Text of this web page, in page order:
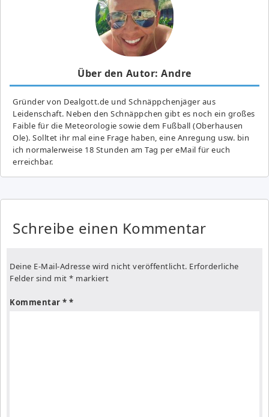
Über den Autor: Andre
Gründer von Dealgott.de und Schnäppchenjäger aus
Leidenschaft. Neben den Schnäppchen gibt es noch ein großes
Fai­ble für die Meteorologie sowie dem Fußball (Oberhausen
Ole). Solltet ihr mal eine Frage haben, eine Anregung usw. bin
ich normalerweise 18 Stunden am Tag per eMail für euch
erreichbar.
Schreibe einen Kommentar
Deine E-Mail-Adresse wird nicht veröffentlicht. Erforderliche
Felder sind mit * markiert
Kommentar *